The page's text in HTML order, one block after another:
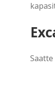
Saatte